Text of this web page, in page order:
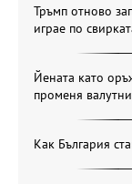
Тръмп отново
играе по
Йената като
променя
Как България